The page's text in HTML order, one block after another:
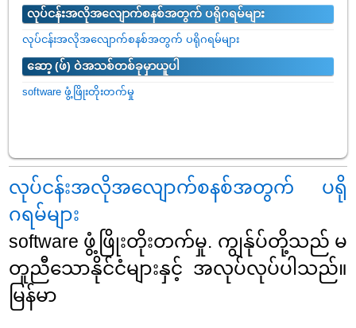
လုပ်ငန်းအလိုအလျောက်စနစ်အတွက် ပရိုဂရမ်များ
လုပ်ငန်းအလိုအလျောက်စနစ်အတွက် ပရိုဂရမ်များ
ဆော့ (ဖ်) ဝဲအသစ်တစ်ခုမှာယူပါ
software ဖွံ့ဖြိုးတိုးတက်မှု
လုပ်ငန်းအလိုအလျောက်စနစ်အတွက် ပရို
ဂရမ်များ
software ဖွံ့ဖြိုးတိုးတက်မှု. ကျွန်ုပ်တို့သည် မ
တူညီသောနိုင်ငံများနှင့် အလုပ်လုပ်ပါသည်။
မြန်မာ